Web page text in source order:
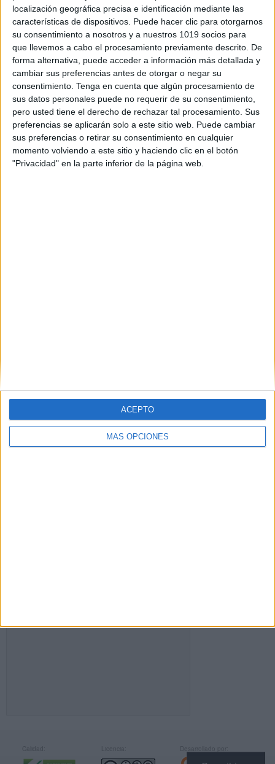
localización geográfica precisa e identificación mediante las
características de dispositivos. Puede hacer clic para otorgarnos
su consentimiento a nosotros y a nuestros 1019 socios para
que llevemos a cabo el procesamiento previamente descrito. De
forma alternativa, puede acceder a información más detallada y
cambiar sus preferencias antes de otorgar o negar su
consentimiento. Tenga en cuenta que algún procesamiento de
sus datos personales puede no requerir de su consentimiento,
pero usted tiene el derecho de rechazar tal procesamiento. Sus
preferencias se aplicarán solo a este sitio web. Puede cambiar
sus preferencias o retirar su consentimiento en cualquier
momento volviendo a este sitio y haciendo clic en el botón
"Privacidad" en la parte inferior de la página web.
MÁS OPCIONES
ACEPTO
Publicado el 9 abril, 2023
Los dictados son una actividad clásica pero efectiva
para mejorar la ortografía en los niños de primaria. Los
dictados consisten en escuchar una palabra, frase o
texto y escribirlo correctamente. […]
SEGUIR LEYENDO
Suscribir